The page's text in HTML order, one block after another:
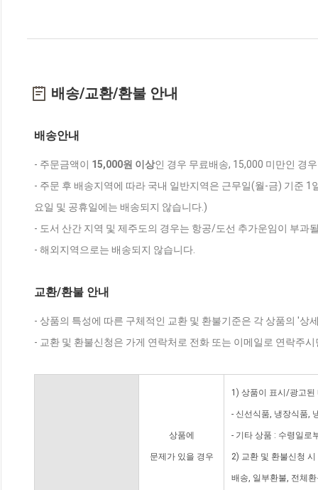
배송/교환/환불 안내
배송안내
- 주문금액이 15,000원 이상인 경우 무료배송, 15,000 미만인 경
- 주문 후 배송지역에 따라 국내 일반지역은 근무일(월-금) 기준
요일 및 공휴일에는 배송되지 않습니다.)
- 도서 산간 지역 및 제주도의 경우는 항공/도선 추가운임이 부과
- 해외지역으로는 배송되지 않습니다.
교환/환불 안내
- 상품의 특성에 따른 구체적인 교환 및 환불기준은 각 상품의 '상
- 교환 및 환불신청은 가게 연락처로 전화 또는 이메일로 연락주
상품에
문제가 있을 경우
1) 상품이 표시/광고된
- 신선식품, 냉장식품,
- 기타 상품 : 수령일로
2) 교환 및 환불신청
배송, 일부환불, 전체